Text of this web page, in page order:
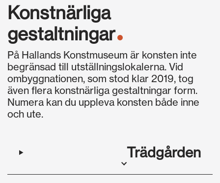
Konstnärliga
gestaltningar
På Hallands Konstmuseum är konsten inte
begränsad till utställningslokalerna. Vid
ombyggnationen, som stod klar 2019, tog
även flera konstnärliga gestaltningar form.
Numera kan du uppleva konsten både inne
och ute.
Trädgården